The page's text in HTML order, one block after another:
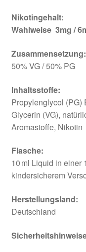
Nikotingehalt:
Wahlweise 3mg /
Zusammensetzung:
50% VG / 50% PG
Inhaltsstoffe:
Propylenglycol (PG)
Glycerin (VG),
Aromastoffe, Nikotin
Flasche:
10 ml Liquid in einer
kindersicherem
Herstellungsland:
Deutschland